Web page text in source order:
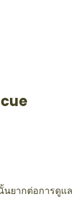
นยากต่อการดูแล